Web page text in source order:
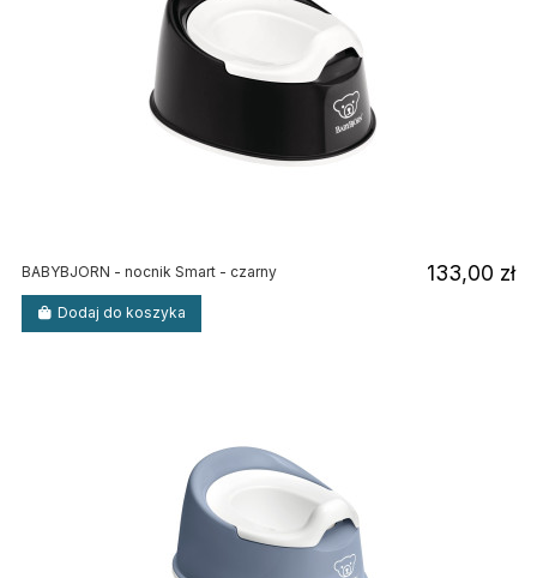
BABYBJORN - nocnik Smart - czarny 133,00 zł
Dodaj do koszyka